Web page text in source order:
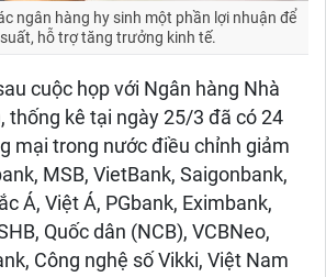
ngân hàng hy sinh một phần lợi nhuận để
hỗ trợ tăng trưởng kinh tế.
cuộc họp với Ngân hàng Nhà
thống kê tại ngày 25/3 đã có 24
mại trong nước điều chỉnh giảm
MSB, VietBank, Saigonbank,
Á, Việt Á, PGbank, Eximbank,
Quốc dân (NCB), VCBNeo,
Công nghệ số Vikki, Việt Nam